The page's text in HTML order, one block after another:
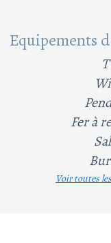
Equipements
Fer à
Voir toutes